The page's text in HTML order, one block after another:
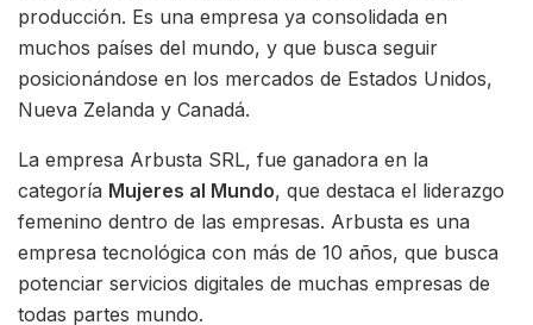
producción. Es una empresa ya consolidada en
muchos países del mundo, y que busca seguir
posicionándose en los mercados de Estados Unidos,
Nueva Zelanda y Canadá.
La empresa Arbusta SRL, fue ganadora en la
categoría Mujeres al Mundo, que destaca el liderazgo
femenino dentro de las empresas. Arbusta es una
empresa tecnológica con más de 10 años, que busca
potenciar servicios digitales de muchas empresas de
todas partes mundo.